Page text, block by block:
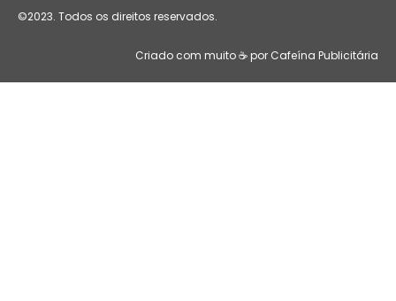
©2023. Todos os direitos reservados.
Criado com muito ☕ por Cafeína Publicitária